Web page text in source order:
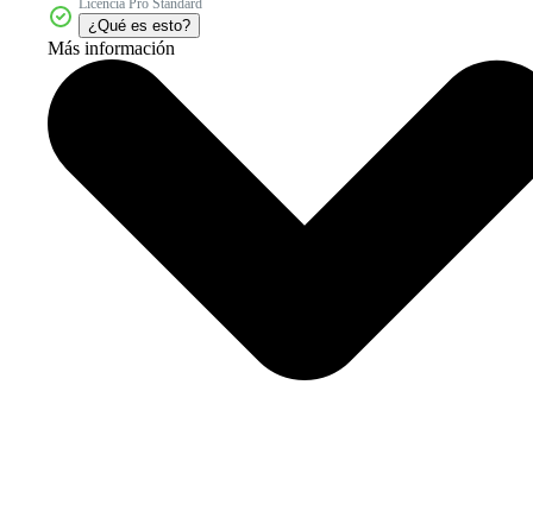
Licencia Pro Standard
¿Qué es esto?
Más información